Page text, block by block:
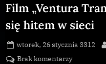
Film „Ventura
się hitem w sieci
Posted
on
wtorek, 26 stycznia 3312
Brak komentarzydo